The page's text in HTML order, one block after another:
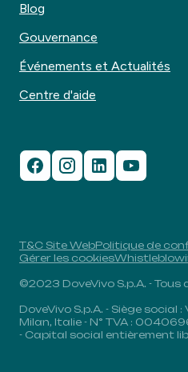
Blog
Gouvernance
Événements et Actualités
Centre d'aide
T&C Site WebPolitique de
Gérer les cookies
©2023 DoveVivo S.p.A. -
DoveVivo S.p.A. - Siège social
Milan, Italie - N° TVA :
- Capital social entièrement